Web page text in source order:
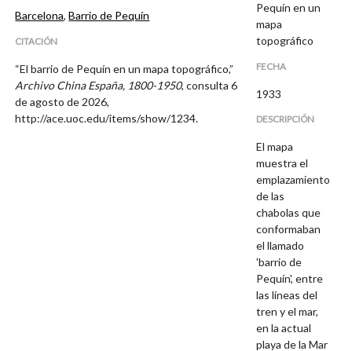
Barcelona,Barrio de Pequín
CITACIÓN
“El barrio de Pequín en un mapa topográfico,”
Archivo China España, 1800-1950, consulta 6
de agosto de 2026,
http://ace.uoc.edu/items/show/1234.
Pequín en un
mapa
topográfico
FECHA
1933
DESCRIPCIÓN
El mapa
muestra el
emplazamiento
de las
chabolas que
conformaban
el llamado
'barrio de
Pequín', entre
las líneas del
tren y el mar,
en la actual
playa de la Mar